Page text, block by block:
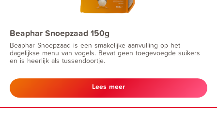
Beaphar Snoepzaad 150g
Beaphar Snoepzaad is een smakelijke aanvulling op het
dagelijkse menu van vogels. Bevat geen toegevoegde suikers
en is heerlijk als tussendoortje.
Lees meer